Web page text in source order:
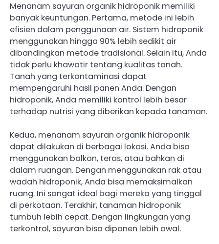
Menanam sayuran organik hidroponik memiliki
banyak keuntungan. Pertama, metode ini lebih
efisien dalam penggunaan air. Sistem hidroponik
menggunakan hingga 90% lebih sedikit air
dibandingkan metode tradisional. Selain itu, Anda
tidak perlu khawatir tentang kualitas tanah.
Tanah yang terkontaminasi dapat
mempengaruhi hasil panen Anda. Dengan
hidroponik, Anda memiliki kontrol lebih besar
terhadap nutrisi yang diberikan kepada tanaman.
Kedua, menanam sayuran organik hidroponik
dapat dilakukan di berbagai lokasi. Anda bisa
menggunakan balkon, teras, atau bahkan di
dalam ruangan. Dengan menggunakan rak atau
wadah hidroponik, Anda bisa memaksimalkan
ruang. Ini sangat ideal bagi mereka yang tinggal
di perkotaan. Terakhir, tanaman hidroponik
tumbuh lebih cepat. Dengan lingkungan yang
terkontrol, sayuran bisa dipanen lebih awal.